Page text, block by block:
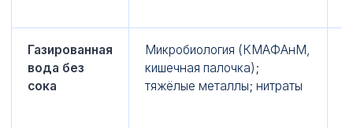
Газированная
вода без
сока
Микробиология (КМАФАнМ,
кишечная палочка);
тяжёлые металлы; нитраты